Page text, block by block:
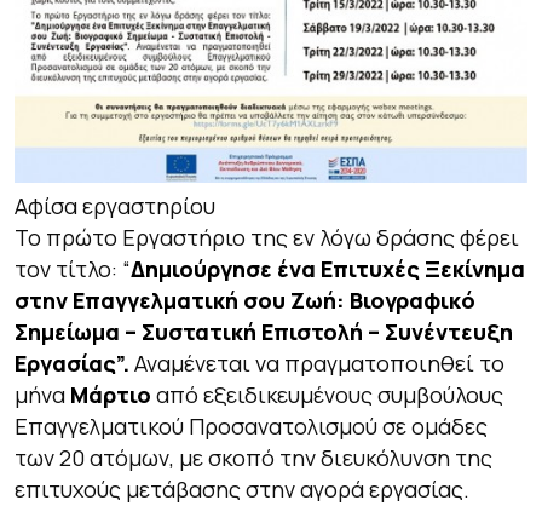
Αφίσα εργαστηρίου
Το πρώτο Εργαστήριο της εν λόγω δράσης φέρει
τον τίτλο: “Δημιούργησε ένα Επιτυχές Ξεκίνημα
στην Επαγγελματική σου Ζωή: Βιογραφικό
Σημείωμα – Συστατική Επιστολή – Συνέντευξη
Εργασίας”. Αναμένεται να πραγματοποιηθεί το
μήνα Μάρτιο από εξειδικευμένους συμβούλους
Επαγγελματικού Προσανατολισμού σε ομάδες
των 20 ατόμων, με σκοπό την διευκόλυνση της
επιτυχούς μετάβασης στην αγορά εργασίας.